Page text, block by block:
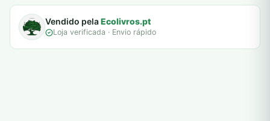
Vendido pelaEcolivros.pt
Loja verificada · Envio rápido